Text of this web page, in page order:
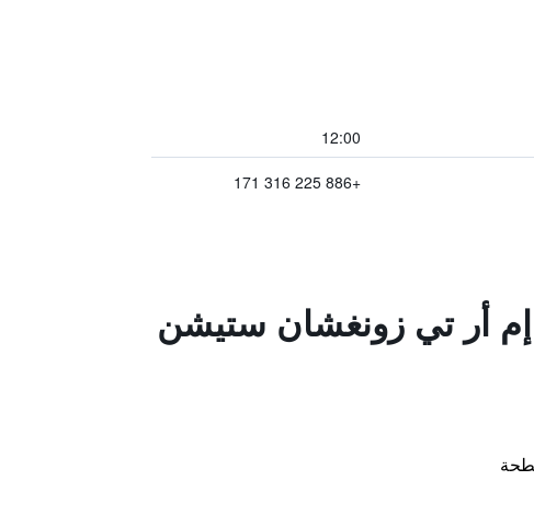
12:00
+886 225 316 171
إم أر تي زونغشان ستيشن